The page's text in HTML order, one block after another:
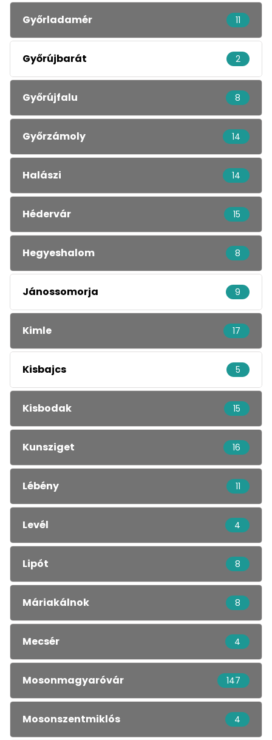
Győrladamér 11
Győrújbarát 2
Győrújfalu 8
Győrzámoly 14
Halászi 14
Hédervár 15
Hegyeshalom 8
Jánossomorja 9
Kimle 17
Kisbajcs 5
Kisbodak 15
Kunsziget 16
Lébény 11
Levél 4
Lipót 8
Máriakálnok 8
Mecsér 4
Mosonmagyaróvár 147
Mosonszentmiklós 4